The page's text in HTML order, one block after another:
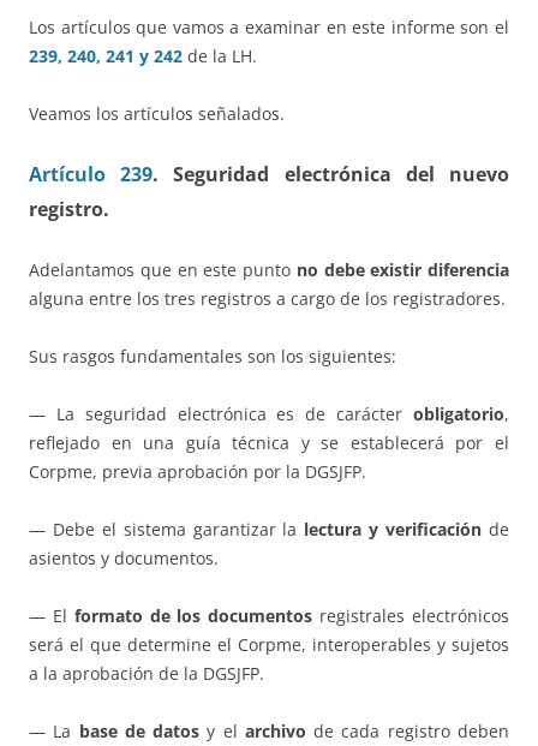
Los artículos que vamos a examinar en este informe son el
239, 240, 241 y 242 de la LH.
Veamos los artículos señalados.
Artículo 239. Seguridad electrónica del nuevo
registro.
Adelantamos que en este punto no debe existir diferencia
alguna entre los tres registros a cargo de los registradores.
Sus rasgos fundamentales son los siguientes:
— La seguridad electrónica es de carácter obligatorio,
reflejado en una guía técnica y se establecerá por el
Corpme, previa aprobación por la DGSJFP.
— Debe el sistema garantizar la lectura y verificación de
asientos y documentos.
— El formato de los documentos registrales electrónicos
será el que determine el Corpme, interoperables y sujetos
a la aprobación de la DGSJFP.
— La base de datos y el archivo de cada registro deben